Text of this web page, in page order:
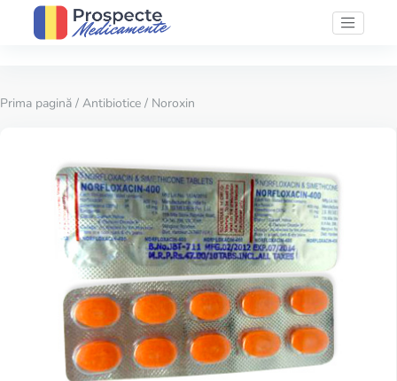
Prima pagină / Antibiotice / Noroxin